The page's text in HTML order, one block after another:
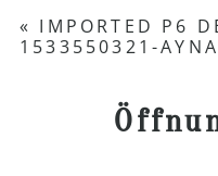
Your email is
Required fields are
« IMPORTED P6
1533550321-